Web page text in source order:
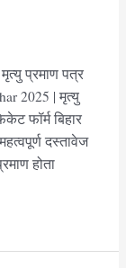
प्रमाण पत्र
2025 | मृत्यु
फॉर्म बिहार
दस्तावेज
होता